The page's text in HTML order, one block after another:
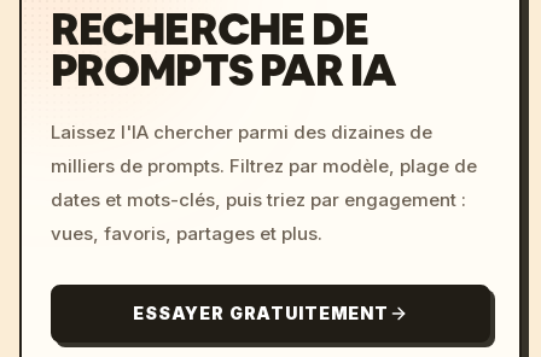
RECHERCHE DE
PROMPTS PAR IA
Laissez l'IA chercher parmi des dizaines de
milliers de prompts. Filtrez par modèle, plage de
dates et mots-clés, puis triez par engagement :
vues, favoris, partages et plus.
ESSAYER GRATUITEMENT